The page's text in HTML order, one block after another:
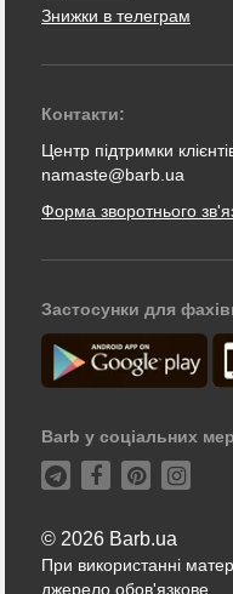
Знижки в телеграм
Контакти:
Центр підтримки
namaste@barb.ua
Форма зворотнього
Застосунки для
Barb у соціальних
© 2026 Barb.ua
При використанні
джерело обов'язкове